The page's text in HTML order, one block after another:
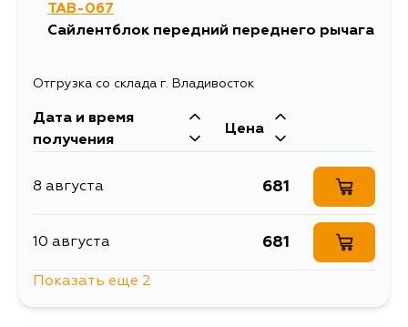
TAB-067
Сайлентблок передний переднего рычага
Отгрузка со склада г. Владивосток
Дата и время
получения
Цена
8 августа 681
10 августа 681
Показать еще 2